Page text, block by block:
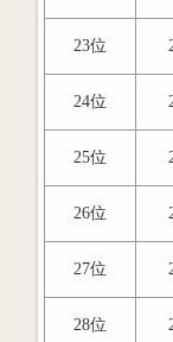
23位
24位
25位
26位
27位
28位